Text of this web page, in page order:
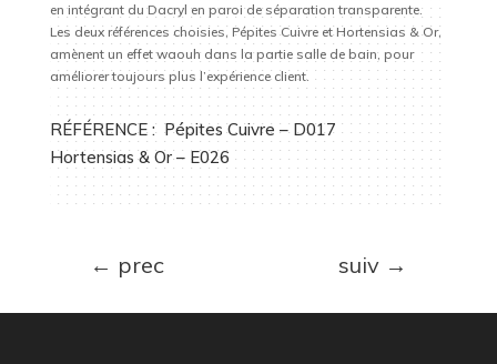
en intégrant du Dacryl en paroi de séparation transparente.
Les deux références choisies, Pépites Cuivre et Hortensias & Or,
amènent un effet waouh dans la partie salle de bain, pour
améliorer toujours plus l’expérience client.
RÉFÉRENCE :Pépites Cuivre – D017
Hortensias & Or – E026
← prec suiv →